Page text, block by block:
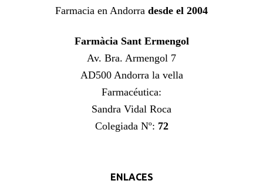
Farmacia en Andorra desde el 2004
Farmàcia Sant Ermengol
Av. Bra. Armengol 7
AD500 Andorra la vella
Farmacéutica:
Sandra Vidal Roca
Colegiada Nº: 72
ENLACES